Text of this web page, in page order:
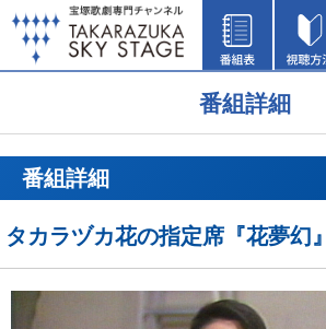
番組詳細
番組詳細
タカラヅカ花の指定席『花夢幻』